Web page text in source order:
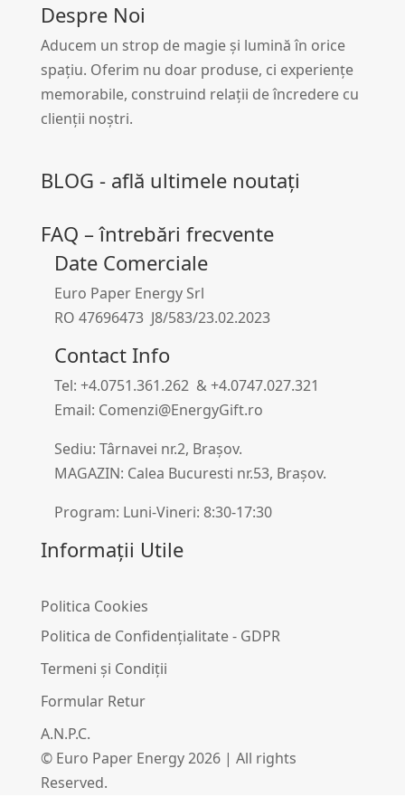
Despre Noi
Aducem un strop de magie și lumină în orice
spațiu. Oferim nu doar produse, ci experiențe
memorabile, construind relații de încredere cu
clienții noștri.
BLOG - află ultimele noutați
FAQ – întrebări frecvente
Date Comerciale
Euro Paper Energy Srl
RO 47696473 J8/583/23.02.2023
Contact Info
Tel: +4.0751.361.262 & +4.0747.027.321
Email: Comenzi@EnergyGift.ro
Sediu: Târnavei nr.2, Brașov.
MAGAZIN: Calea Bucuresti nr.53, Brașov.
Program: Luni-Vineri: 8:30-17:30
Informații Utile
Politica Cookies
Politica de Confidențialitate - GDPR
Termeni și Condiții
Formular Retur
A.N.P.C.
© Euro Paper Energy 2026 | All rights
Reserved.